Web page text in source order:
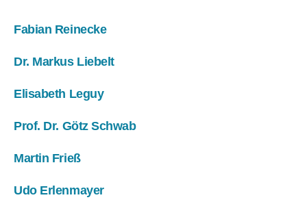
Fabian Reinecke
Dr. Markus Liebelt
Elisabeth Leguy
Prof. Dr. Götz Schwab
Martin Frieß
Udo Erlenmayer